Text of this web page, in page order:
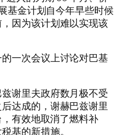
基金计划自今年早些时候
因为该计划难以实现该
一次会议上讨论对巴基
谢里夫政府数月极不受
达成的，谢赫巴兹谢里
有效地取消了燃料补
基的新措施。